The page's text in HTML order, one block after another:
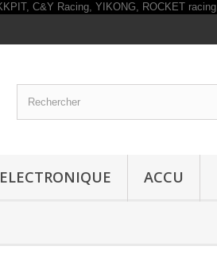
ELECTRONIQUE ACCU